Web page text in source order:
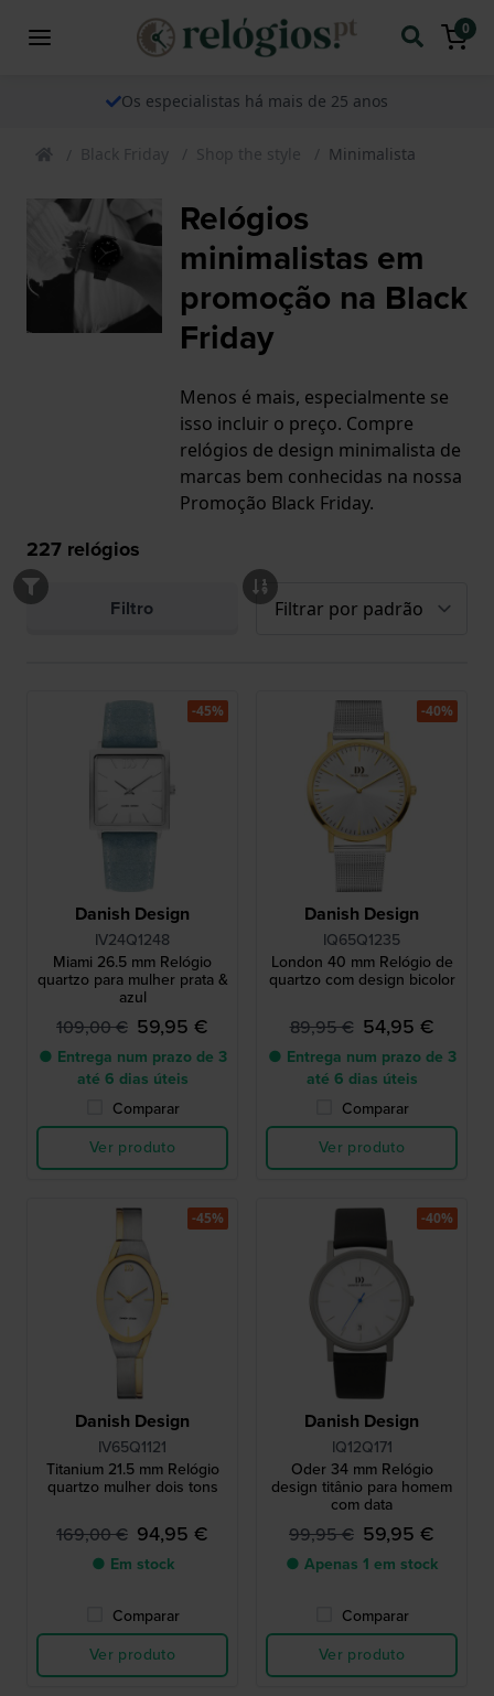
0
Os especialistas há mais de 25 anos
Black Friday Shop the style Minimalista
Relógios
minimalistas em
promoção na Black
Friday
Menos é mais, especialmente se
isso incluir o preço. Compre
relógios de design minimalista de
marcas bem conhecidas na nossa
Promoção Black Friday.
227 relógios
Filtro
Danish Design
IV24Q1248
Miami 26.5 mm Relógio
quartzo para mulher prata &
azul
109,00 € 59,95 €
● Entrega num prazo de 3
até 6 dias úteis
Comparar
Ver produto
-45%
Danish Design
IQ65Q1235
London 40 mm Relógio de
quartzo com design bicolor
89,95 € 54,95 €
● Entrega num prazo de 3
até 6 dias úteis
Comparar
Ver produto
-40%
Danish Design
IV65Q1121
Titanium 21.5 mm Relógio
quartzo mulher dois tons
169,00 € 94,95 €
● Em stock
Comparar
Ver produto
-45%
Danish Design
IQ12Q171
Oder 34 mm Relógio
design titânio para homem
com data
99,95 € 59,95 €
● Apenas 1 em stock
Comparar
Ver produto
-40%